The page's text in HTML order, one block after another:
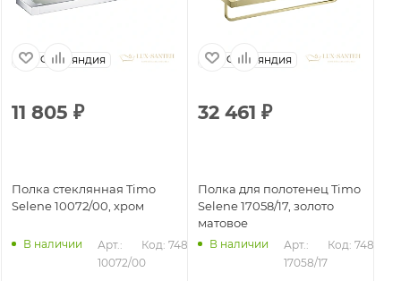
Финляндия
11 805 ₽
Полка стеклянная Timo
Selene 10072/00, хром
В наличии
Арт.:
10072/00
Код: 74893
Финляндия
32 461 ₽
Полка для полотенец Timo
Selene 17058/17, золото
матовое
В наличии
Арт.:
17058/17
Код: 74882